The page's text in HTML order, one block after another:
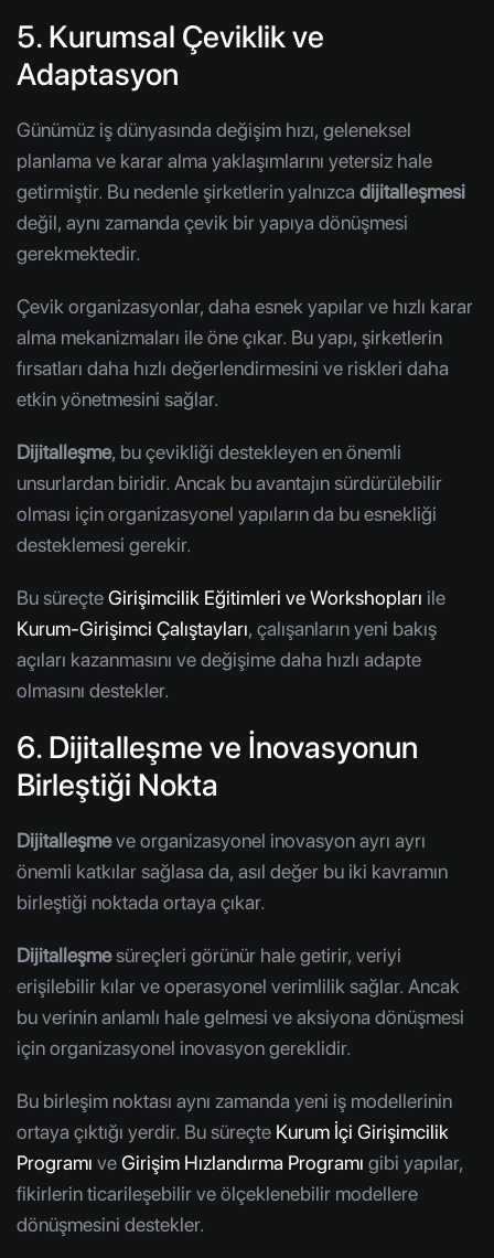
5. Kurumsal Çeviklik ve
Adaptasyon
Günümüz iş dünyasında değişim hızı, geleneksel
planlama ve karar alma yaklaşımlarını yetersiz hale
getirmiştir. Bu nedenle şirketlerin yalnızca dijitalleşmesi
değil, aynı zamanda çevik bir yapıya dönüşmesi
gerekmektedir.
Çevik organizasyonlar, daha esnek yapılar ve hızlı karar
alma mekanizmaları ile öne çıkar. Bu yapı, şirketlerin
fırsatları daha hızlı değerlendirmesini ve riskleri daha
etkin yönetmesini sağlar.
Dijitalleşme, bu çevikliği destekleyen en önemli
unsurlardan biridir. Ancak bu avantajın sürdürülebilir
olması için organizasyonel yapıların da bu esnekliği
desteklemesi gerekir.
Bu süreçteGirişimcilik Eğitimleri ve Workshopları ile
Kurum-Girişimci Çalıştayları, çalışanların yeni bakış
açıları kazanmasını ve değişime daha hızlı adapte
olmasını destekler.
6. Dijitalleşme ve İnovasyonun
Birleştiği Nokta
Dijitalleşmeve organizasyonel inovasyon ayrı ayrı
önemli katkılar sağlasa da, asıl değer bu iki kavramın
birleştiği noktada ortaya çıkar.
Dijitalleşmesüreçleri görünür hale getirir, veriyi
erişilebilir kılar ve operasyonel verimlilik sağlar. Ancak
bu verinin anlamlı hale gelmesi ve aksiyona dönüşmesi
için organizasyonel inovasyon gereklidir.
Bu birleşim noktası aynı zamanda yeni iş modellerinin
ortaya çıktığı yerdir. Bu süreçte Kurum İçi Girişimcilik
Programı veGirişim Hızlandırma Programı gibi yapılar,
fikirlerin ticarileşebilir ve ölçeklenebilir modellere
dönüşmesini destekler.